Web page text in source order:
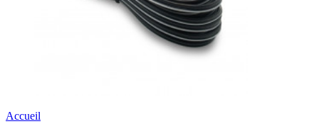
Accueil